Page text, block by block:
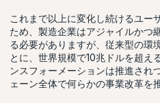
これまで以上に変化し続けるユー
ため、製造企業はアジャイルかつ
る必要がありますが、従来型の環
とに、世界規模で10兆ドルを超え
ンスフォーメーションは推進され
ェーン全体で何らかの事業改革を